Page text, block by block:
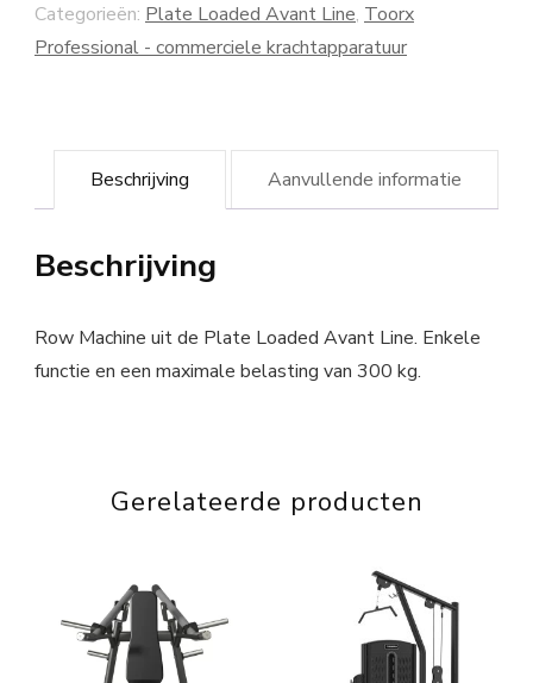
Categorieën: Plate Loaded Avant Line, Toorx
Professional - commerciele krachtapparatuur
Beschrijving Aanvullende informatie
Beschrijving
Row Machine uit de Plate Loaded Avant Line. Enkele
functie en een maximale belasting van 300 kg.
Gerelateerde producten